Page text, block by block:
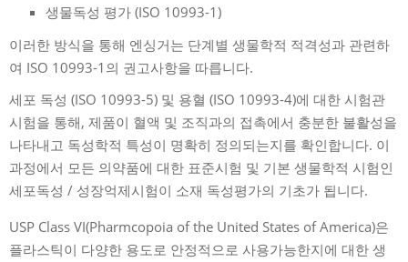
생물독성 평가 (ISO 10993-1)
이러한 방식을 통해 엔싱거는 단계별 생물학적 적격성과 관련하
여 ISO 10993-1의 권고사항을 따릅니다.
세포 독성 (ISO 10993-5) 및 용혈 (ISO 10993-4)에 대한 시험관
시험을 통해, 제품이 혈액 및 조직과의 접촉에서 충분한 불활성을
나타내고 독성학적 특성이 명확히 정의되는지를 확인합니다. 이
과정에서 모든 의약품에 대한 표준시험 및 기본 생물학적 시험인
세포독성 / 성장억제시험이 소재 독성평가의 기초가 됩니다.
USP Class VI(Pharmcopoia of the United States of America)은
플라스틱이 다양한 용도로 안정적으로 사용가능한지에 대한 생